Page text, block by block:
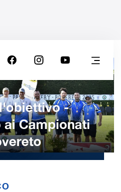
-
ai Campionati